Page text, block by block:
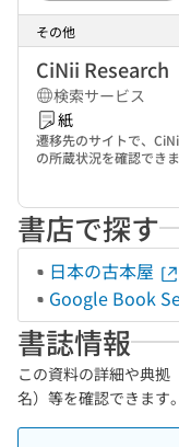
その他
CiNii Research
検索サービス
紙
遷移先のサイトで、
の所蔵状況を確認できま
書店で探す
日本の古本屋
Google Book
書誌情報
この資料の詳細や典拠
名）等を確認できます。